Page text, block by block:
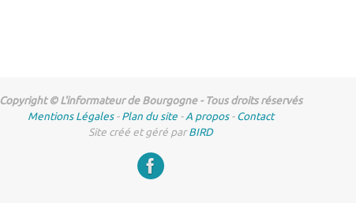
Copyright © L'informateur de Bourgogne - Tous droits réservés
Mentions Légales-Plan du site -A propos-Contact
Site créé et géré parBIRD